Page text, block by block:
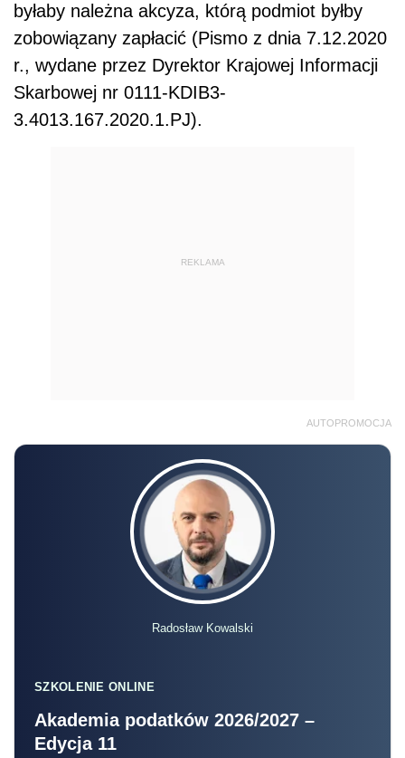
byłaby należna akcyza, którą podmiot byłby
zobowiązany zapłacić (Pismo z dnia 7.12.2020
r., wydane przez Dyrektor Krajowej Informacji
Skarbowej nr 0111-KDIB3-
3.4013.167.2020.1.PJ).
REKLAMA
AUTOPROMOCJA
Radosław Kowalski
SZKOLENIE ONLINE
Akademia podatków 2026/2027 –
Edycja 11